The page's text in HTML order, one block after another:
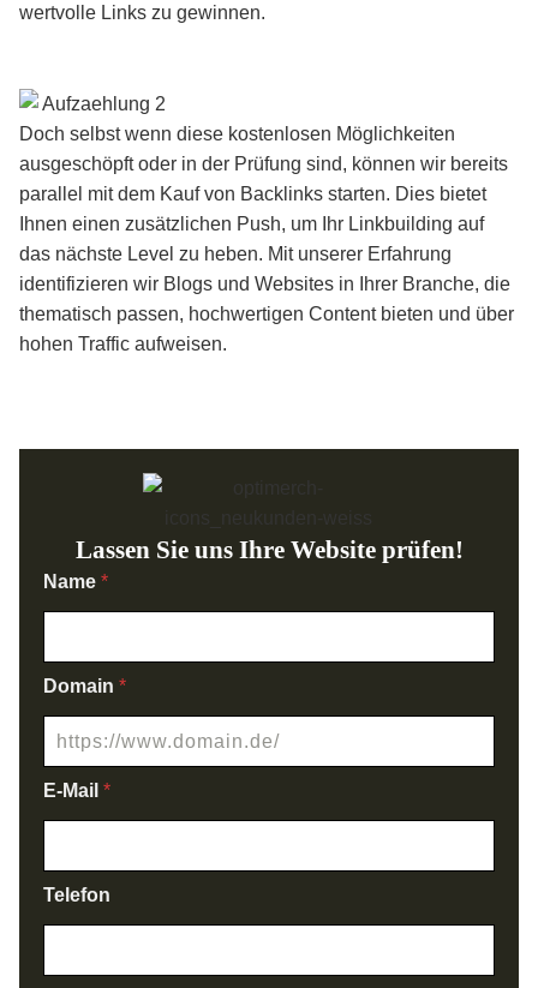
wertvolle Links zu gewinnen.
Doch selbst wenn diese kostenlosen Möglichkeiten
ausgeschöpft oder in der Prüfung sind, können wir bereits
parallel mit dem Kauf von Backlinks starten. Dies bietet
Ihnen einen zusätzlichen Push, um Ihr Linkbuilding auf
das nächste Level zu heben. Mit unserer Erfahrung
identifizieren wir Blogs und Websites in Ihrer Branche, die
thematisch passen, hochwertigen Content bieten und über
hohen Traffic aufweisen.
Lassen Sie uns Ihre Website prüfen!
Name *
Domain *
E-Mail *
Telefon